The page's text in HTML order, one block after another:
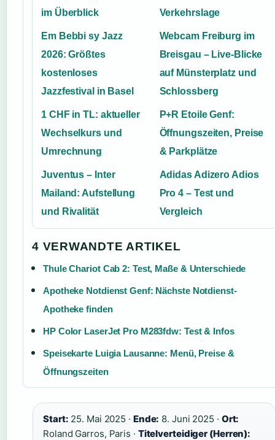
im Überblick
Verkehrslage
Em Bebbi sy Jazz
2026: Größtes
kostenloses
Jazzfestival in Basel
Webcam Freiburg im
Breisgau – Live-Blicke
auf Münsterplatz und
Schlossberg
1 CHF in TL: aktueller
Wechselkurs und
Umrechnung
P+R Etoile Genf:
Öffnungszeiten, Preise
& Parkplätze
Juventus – Inter
Mailand: Aufstellung
und Rivalität
Adidas Adizero Adios
Pro 4 – Test und
Vergleich
4 VERWANDTE ARTIKEL
Thule Chariot Cab 2: Test, Maße & Unterschiede
Apotheke Notdienst Genf: Nächste Notdienst-
Apotheke finden
HP Color LaserJet Pro M283fdw: Test & Infos
Speisekarte Luigia Lausanne: Menü, Preise &
Öffnungszeiten
Start: 25. Mai 2025 · Ende: 8. Juni 2025 · Ort:
Roland Garros, Paris · Titelverteidiger (Herren):